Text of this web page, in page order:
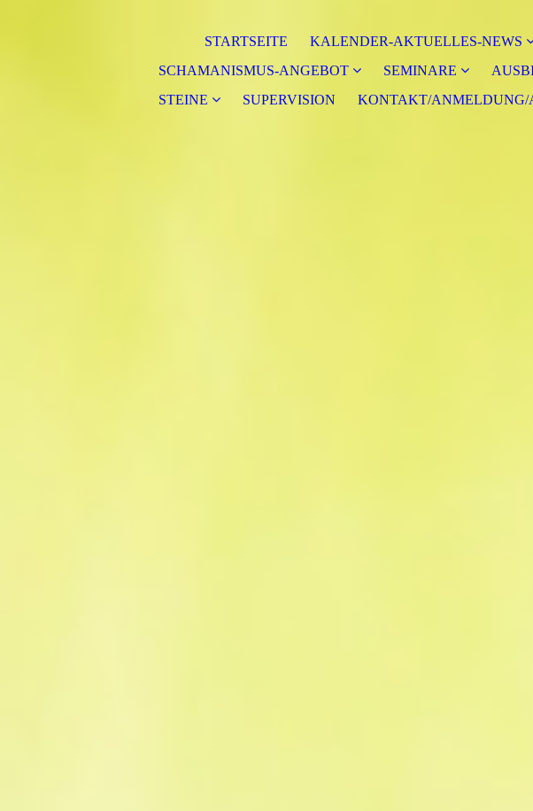
STARTSEITE KALENDER-AKTUELLES-NEWS
SCHAMANISMUS-ANGEBOT
SEMINARE
STEINE
SUPERVISION KONTAKT/ANMELDUNG/